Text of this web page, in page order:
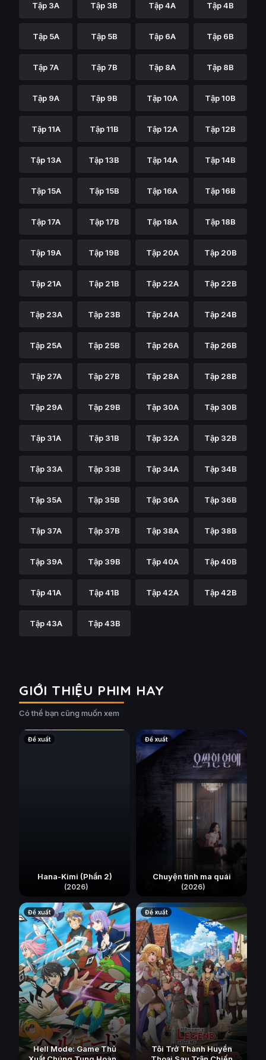
Tập 3A Tập 3B Tập 4A Tập 4B
Tập 5A Tập 5B Tập 6A Tập 6B
Tập 7A Tập 7B Tập 8A Tập 8B
Tập 9A Tập 9B Tập 10A Tập 10B
Tập 11A Tập 11B Tập 12A Tập 12B
Tập 13A Tập 13B Tập 14A Tập 14B
Tập 15A Tập 15B Tập 16A Tập 16B
Tập 17A Tập 17B Tập 18A Tập 18B
Tập 19A Tập 19B Tập 20A Tập 20B
Tập 21A Tập 21B Tập 22A Tập 22B
Tập 23A Tập 23B Tập 24A Tập 24B
Tập 25A Tập 25B Tập 26A Tập 26B
Tập 27A Tập 27B Tập 28A Tập 28B
Tập 29A Tập 29B Tập 30A Tập 30B
Tập 31A Tập 31B Tập 32A Tập 32B
Tập 33A Tập 33B Tập 34A Tập 34B
Tập 35A Tập 35B Tập 36A Tập 36B
Tập 37A Tập 37B Tập 38A Tập 38B
Tập 39A Tập 39B Tập 40A Tập 40B
Tập 41A Tập 41B Tập 42A Tập 42B
Tập 43A Tập 43B
GIỚI THIỆU PHIM HAY
Có thể bạn cũng muốn xem
Đề xuất
Hana-Kimi (Phần 2)
(2026)
Đề xuất
Chuyện tình ma quái
(2026)
Đề xuất
Hell Mode: Game Thủ
Đề xuất
Tôi Trở Thành Huyền